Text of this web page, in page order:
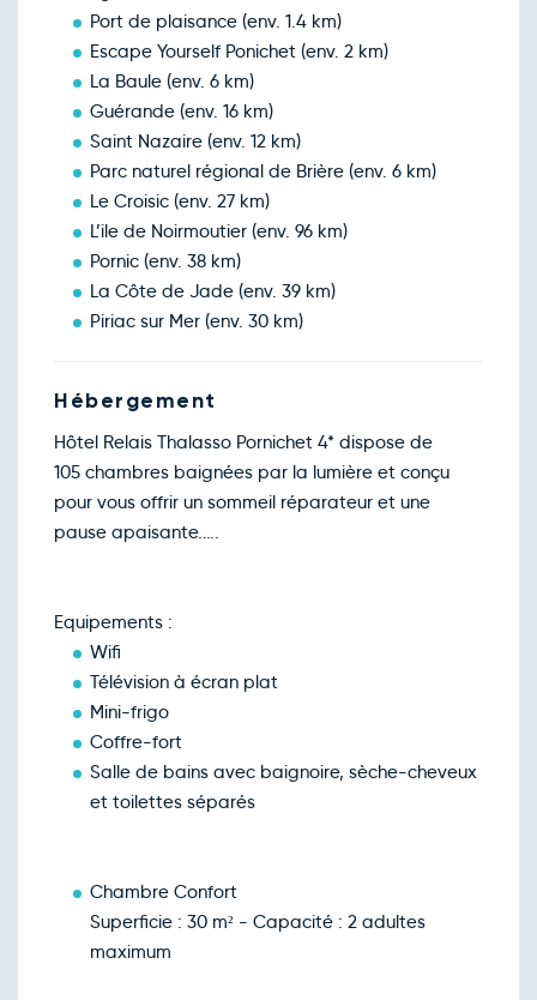
Port de plaisance (env. 1.4 km)
Escape Yourself Ponichet (env. 2 km)
La Baule (env. 6 km)
Guérande (env. 16 km)
Saint Nazaire (env. 12 km)
Parc naturel régional de Brière (env. 6 km)
Le Croisic (env. 27 km)
L’ile de Noirmoutier (env. 96 km)
Pornic (env. 38 km)
La Côte de Jade (env. 39 km)
Piriac sur Mer (env. 30 km)
Hébergement
Hôtel Relais Thalasso Pornichet 4* dispose de
105 chambres baignées par la lumière et conçu
pour vous offrir un sommeil réparateur et une
pause apaisante.….
Equipements :
Wifi
Télévision à écran plat
Mini-frigo
Coffre-fort
Salle de bains avec baignoire, sèche-cheveux
et toilettes séparés
Chambre Confort
Superficie : 30 m² - Capacité : 2 adultes
maximum